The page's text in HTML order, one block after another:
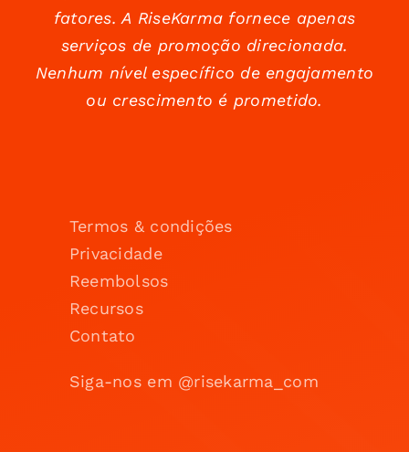
fatores. A RiseKarma fornece apenas
serviços de promoção direcionada.
Nenhum nível específico de engajamento
ou crescimento é prometido.
Termos & condições
Privacidade
Reembolsos
Recursos
Contato
Siga-nos em @risekarma_com